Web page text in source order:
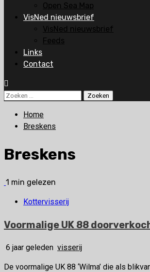
Open Sea Map
VisNed nieuwsbrief
VisNed nieuwsbrief
Feeds
Links
Contact
Zoeken
Home
Breskens
Breskens
1 min gelezen
Kottervisserij
Voormalige UK 88
6 jaar geleden visserij
De voormalige UK 88 ‘Wilma’ die als